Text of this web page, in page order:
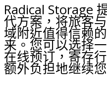
Radical Storage
代方案，将旅客
域附近值得信赖
来。您可以选择
在线预订，寄存
额外负担地继续